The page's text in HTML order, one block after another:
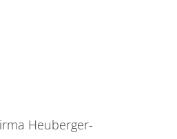
Heuberger-